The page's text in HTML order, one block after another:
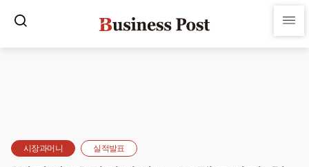
시장과머니 실적발표